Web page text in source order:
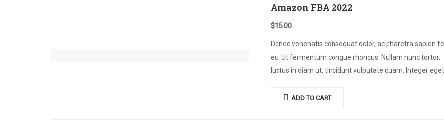
Amazon FBA 2022
$15.00
Donec venenatis consequat dolor, ac pharetra sapien
eu. Ut fermentum congue rhoncus. Nullam nunc tortor,
luctus in diam ut, tincidunt vulputate quam. Integer eget
ADD TO CART